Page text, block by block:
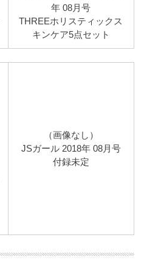
年 08月号
THREEホリスティックス
キンケア5点セット
（画像なし）
JSガール 2018年 08月号
付録未定